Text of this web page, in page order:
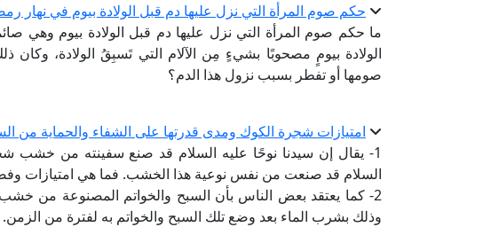
حكم صوم المرأة التي نزل عليها دم قبل الولادة بيوم في نهار
ما حكم صوم المرأة التي نزل عليها دم قبل الولادة بيوم وهي
الولادة بيومٍ مصحوبًا بشيءٍ مِن الآلام التي تَسبِقُ الولادة،
صومها أو تفطر بسبب نزول هذا الدم؟
امتيازات شجرة الكوك ومدى قدرتها على الشفاء والحماية من
1- يقال إن سيدنا نوحًا عليه السلام قد صنع سفينته من خشب
السلام قد صنعت من نفس نوعية هذا الخشب. فما هي امتيازات
2- كما يعتقد بعض الناس بأن السبح والخواتم المصنوعة من
وذلك بشرب الماء بعد وضع تلك السبح والخواتم به لفترة من الزمن.